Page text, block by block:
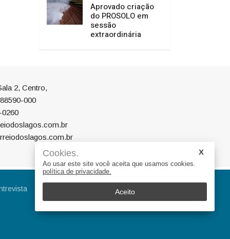
Aprovado criação
do PROSOLO em
sessão
extraordinária
2, Centro,
000
Educação
Cookies.
Ao usar este site você aceita que usamos cookies.
política de privacidade.
Aceito